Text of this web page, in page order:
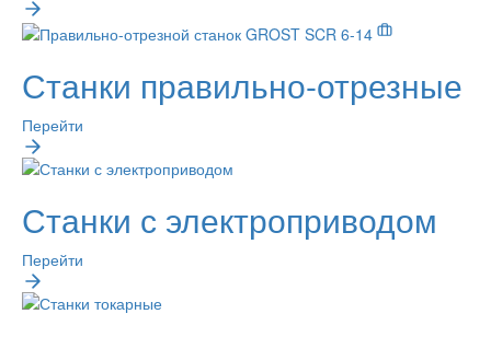
Станки правильно-отрезные
Перейти
Станки с электроприводом
Перейти